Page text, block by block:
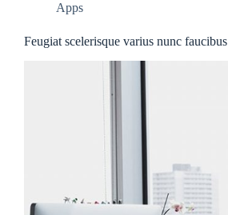
Apps
Feugiat scelerisque varius nunc faucibus